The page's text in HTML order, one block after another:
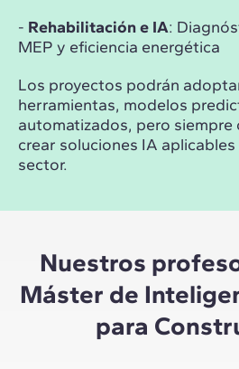
- Rehabilitación e IA:
MEP y eficiencia energética
Los proyectos podrán
herramientas, modelos
automatizados, pero siempre
crear soluciones IA
sector.
Nuestros
Máster de
para